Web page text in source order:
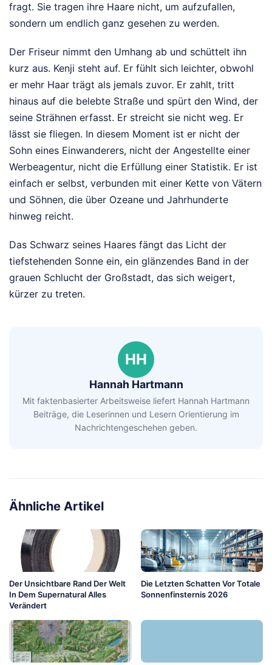
fragt. Sie tragen ihre Haare nicht, um aufzufallen,
sondern um endlich ganz gesehen zu werden.
Der Friseur nimmt den Umhang ab und schüttelt ihn
kurz aus. Kenji steht auf. Er fühlt sich leichter, obwohl
er mehr Haar trägt als jemals zuvor. Er zahlt, tritt
hinaus auf die belebte Straße und spürt den Wind, der
seine Strähnen erfasst. Er streicht sie nicht weg. Er
lässt sie fliegen. In diesem Moment ist er nicht der
Sohn eines Einwanderers, nicht der Angestellte einer
Werbeagentur, nicht die Erfüllung einer Statistik. Er ist
einfach er selbst, verbunden mit einer Kette von Vätern
und Söhnen, die über Ozeane und Jahrhunderte
hinweg reicht.
Das Schwarz seines Haares fängt das Licht der
tiefstehenden Sonne ein, ein glänzendes Band in der
grauen Schlucht der Großstadt, das sich weigert,
kürzer zu treten.
HH
Hannah Hartmann
Mit faktenbasierter Arbeitsweise liefert Hannah Hartmann
Beiträge, die Leserinnen und Lesern Orientierung im
Nachrichtengeschehen geben.
Ähnliche Artikel
Der Unsichtbare Rand Der Welt
In Dem Supernatural Alles
Verändert
Die Letzten Schatten Vor Totale
Sonnenfinsternis 2026